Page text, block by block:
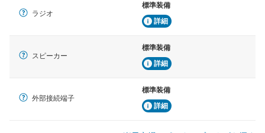
ラジオ
標準装備
詳細
スピーカー
標準装備
詳細
外部接続端子
標準装備
詳細